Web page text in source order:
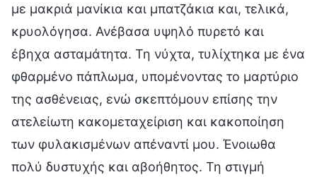
με μακριά μανίκια και μπατζάκια και, τελικά,
κρυολόγησα. Ανέβασα υψηλό πυρετό και
έβηχα ασταμάτητα. Τη νύχτα, τυλίχτηκα με ένα
φθαρμένο πάπλωμα, υπομένοντας το μαρτύριο
της ασθένειας, ενώ σκεπτόμουν επίσης την
ατελείωτη κακομεταχείριση και κακοποίηση
των φυλακισμένων απέναντί μου. Ένοιωθα
πολύ δυστυχής και αβοήθητος. Τη στιγμή